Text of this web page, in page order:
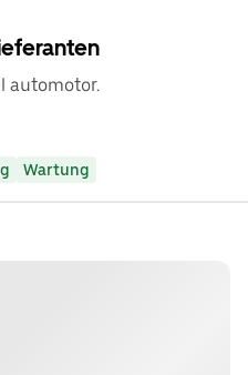
automotor.
Wartung